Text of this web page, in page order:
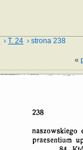
›T. 24 › strona 238
«